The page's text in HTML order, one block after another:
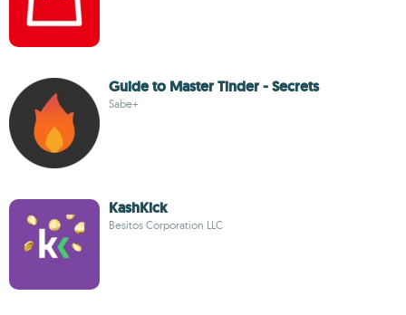
Guide to Master Tinder - Secrets
Sabe+
KashKick
Besitos Corporation LLC